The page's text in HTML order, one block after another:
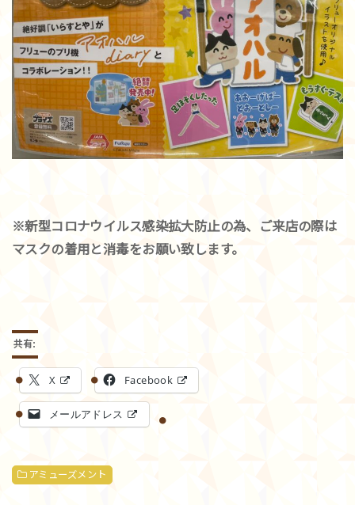
※新型コロナウイルス感染拡大防止の為、ご来店の際は
マスクの着用と消毒をお願い致します。
共有:
X Facebook
メールアドレス
アミューズメント